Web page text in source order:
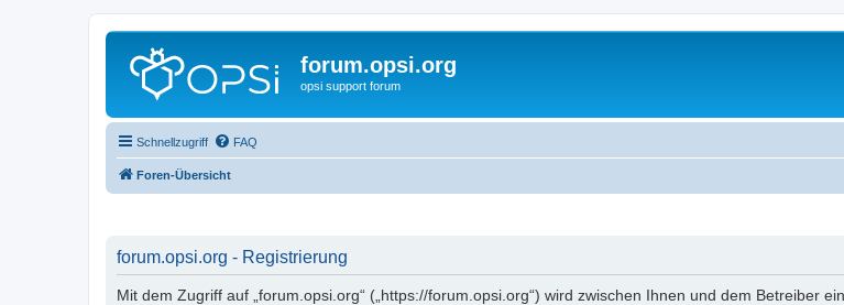
forum.opsi.org
opsi support forum
Schnellzugriff FAQ
Foren-Übersicht
forum.opsi.org - Registrierung
Mit dem Zugriff auf „forum.opsi.org“ („https://forum.opsi.org“) wird zwischen Ihnen und dem Betreiber